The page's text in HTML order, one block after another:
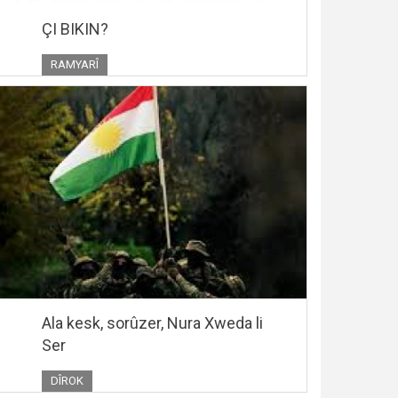
ÇI BIKIN?
RAMYARÎ
Ala kesk, sorûzer, Nura Xweda li
Ser
DÎROK